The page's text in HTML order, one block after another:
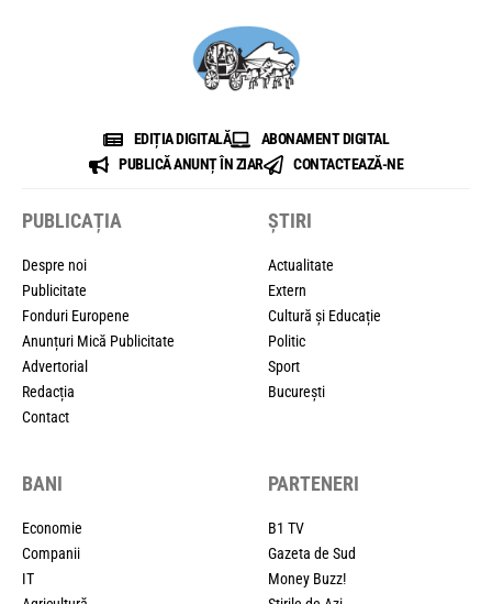
EDIȚIA DIGITALĂ
ABONAMENT DIGITAL
PUBLICĂ ANUNȚ ÎN ZIAR
CONTACTEAZĂ-NE
PUBLICAȚIA
Despre noi
Publicitate
Fonduri Europene
Anunțuri Mică Publicitate
Advertorial
Redacția
Contact
ȘTIRI
Actualitate
Extern
Cultură și Educație
Politic
Sport
București
BANI
Economie
Companii
IT
PARTENERI
B1 TV
Gazeta de Sud
Money Buzz!